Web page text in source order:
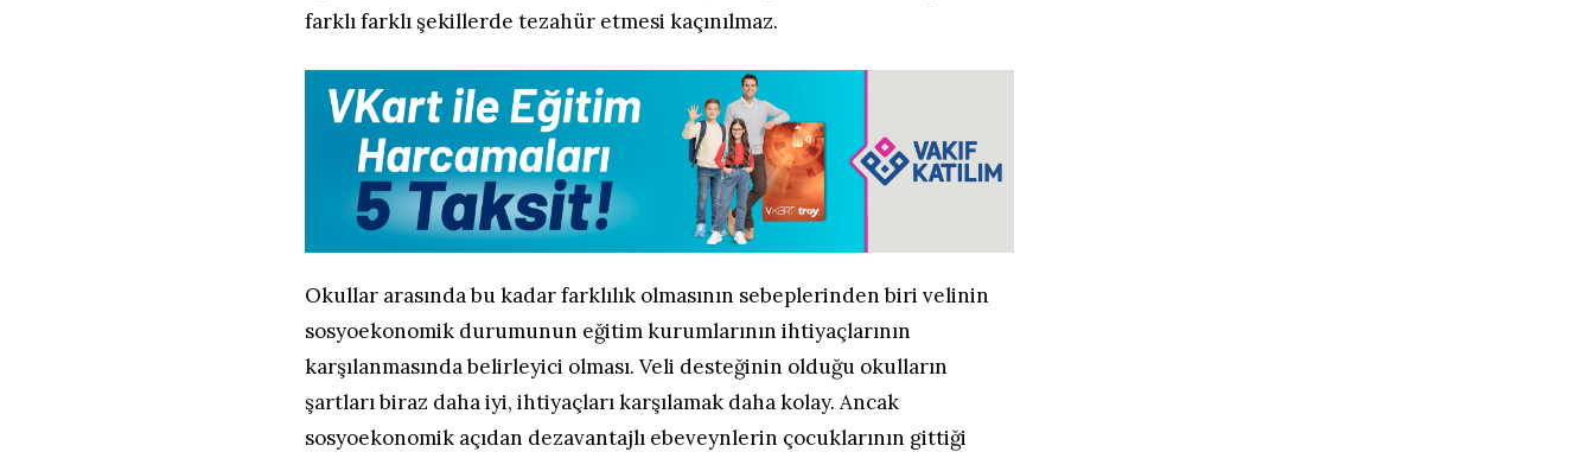
farklı farklı şekillerde tezahür etmesi kaçınılmaz.
Okullar arasında bu kadar farklılık olmasının sebeplerinden biri velinin
sosyoekonomik durumunun eğitim kurumlarının ihtiyaçlarının
karşılanmasında belirleyici olması. Veli desteğinin olduğu okulların
şartları biraz daha iyi, ihtiyaçları karşılamak daha kolay. Ancak
sosyoekonomik açıdan dezavantajlı ebeveynlerin çocuklarının gittiği